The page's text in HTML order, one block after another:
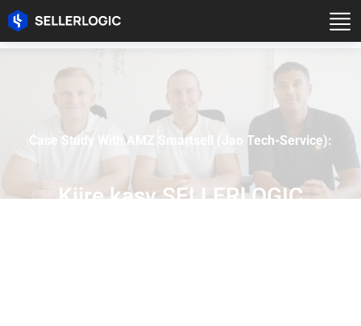
Case Study With AMZ Smartsell (Jao Tech-Service):
Kiire kasv SELLERLOGIC